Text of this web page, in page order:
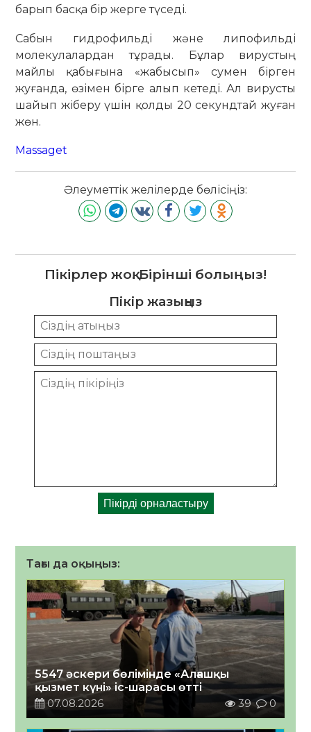
барып басқа бір жерге түседі.
Сабын гидрофильді және липофильді
молекулалардан тұрады. Бұлар вирустың
майлы қабығына «жабысып» сумен бірген
жуғанда, өзімен бірге алып кетеді. Ал вирусты
шайып жіберу үшін қолды 20 секундтай жуған
жөн.
Massaget
Әлеуметтік желілерде бөлісіңіз:
Пікірлер жоқ. Бірінші болыңыз!
Пікір жазыңыз
Тағы да оқыңыз:
5547 әскери бөлімінде «Алғашқы
қызмет күні» іс-шарасы өтті
07.08.2026
39 0